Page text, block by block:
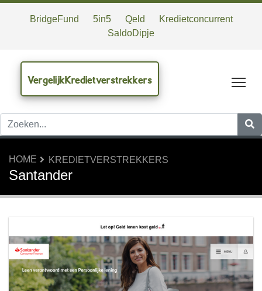
BridgeFund 5in5 Qeld
Kredietconcurrent
SaldoDipje
VergelijkKredietverstrekkers
HOME KREDIETVERSTREKKERS
Santander